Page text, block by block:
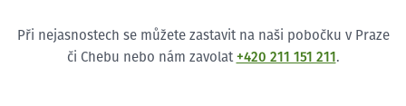
Při nejasnostech se můžete zastavit na naši pobočku v Praze
či Chebu nebo nám zavolat +420 211 151 211 .